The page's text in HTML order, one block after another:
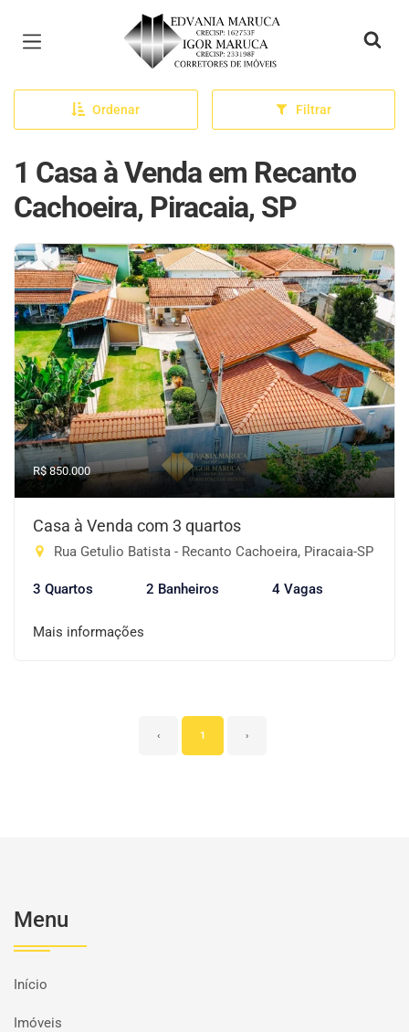
Página inicial
Ordenar Filtrar
1 Casa à Venda em Recanto
Cachoeira, Piracaia, SP
R$ 850.000
Casa à Venda com 3 quartos
Rua Getulio Batista - Recanto Cachoeira, Piracaia-SP
3 Quartos 2 Banheiros 4 Vagas
Mais informações
‹ 1 ›
Menu
Início
Imóveis